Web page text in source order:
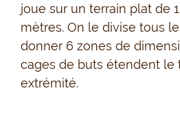
joue sur un terrain plat de
mètres. On le divise tous
donner 6 zones de
cages de buts étendent le
extrémité.